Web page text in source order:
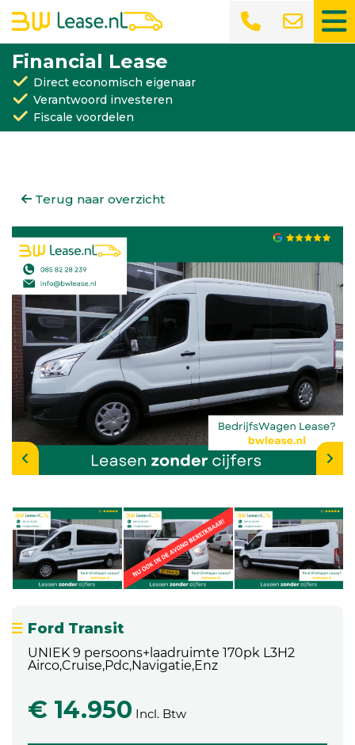
Financial Lease
Direct economisch eigenaar
Verantwoord investeren
Fiscale voordelen
Terug naar overzicht
Ford Transit
UNIEK 9 persoons+laadruimte 170pk L3H2
Airco,Cruise,Pdc,Navigatie,Enz
€ 14.950 Incl. Btw